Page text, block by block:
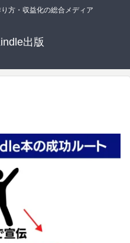
方・収益化の総合メディア
出版